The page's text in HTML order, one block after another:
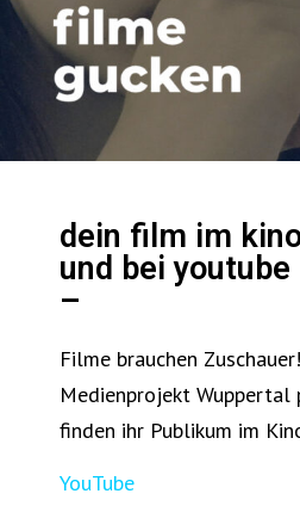
dein film im
und bei youtube
–
Filme brauchen
Medienprojekt Wuppertal
finden ihr Publikum im
YouTube